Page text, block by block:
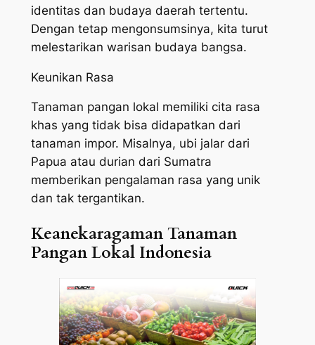
identitas dan budaya daerah tertentu.
Dengan tetap mengonsumsinya, kita turut
melestarikan warisan budaya bangsa.
Keunikan Rasa
Tanaman pangan lokal memiliki cita rasa
khas yang tidak bisa didapatkan dari
tanaman impor. Misalnya, ubi jalar dari
Papua atau durian dari Sumatra
memberikan pengalaman rasa yang unik
dan tak tergantikan.
Keanekaragaman Tanaman
Pangan Lokal Indonesia